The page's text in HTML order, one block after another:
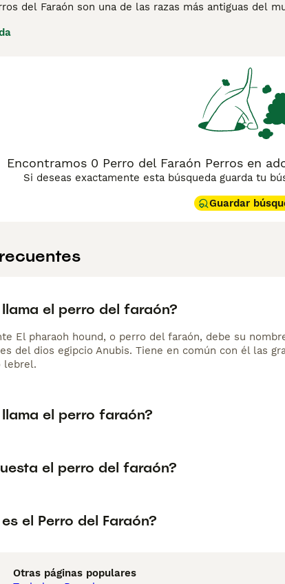
del Faraón son una de las razas más antiguas del
leal. Sin embargo, la raza sigue siendo bastante rara
para
Encontramos 0 Perro del Faraón Perros en
Si deseas exactamente esta búsqueda guarda tu
Guardar
el perro del faraón?
El pharaoh hound, o perro del faraón, debe su
del dios egipcio Anubis. Tiene en común con él las
lebrel.
el perro faraón?
el perro del faraón?
el Perro del Faraón?
Otras páginas populares